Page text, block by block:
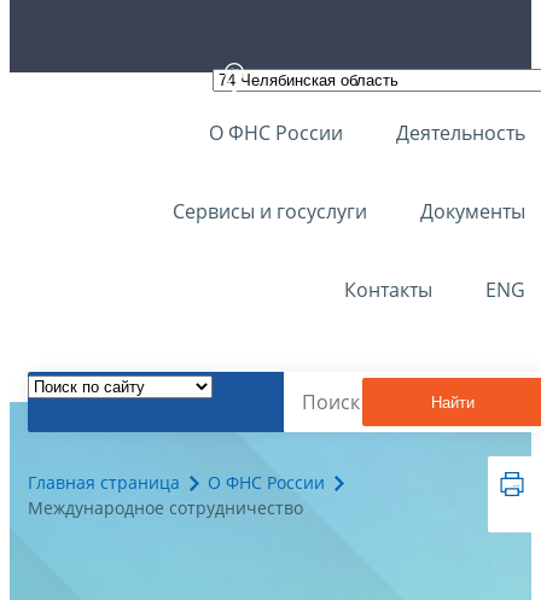
О ФНС России Деятельность
Сервисы и госуслуги Документы
Контакты ENG
Найти
Главная страница
О ФНС России
Международное сотрудничество